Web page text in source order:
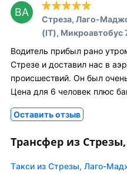
BA
Стреза, Лаго-
(IT), Микроавтобус
Водитель прибыл рано
Стрезе и доставил нас в
происшествий. Он был
Цена для 6 человек плюс
Оставить отзыв
Трансфер из
Tакси из Стрезы, Лаго-